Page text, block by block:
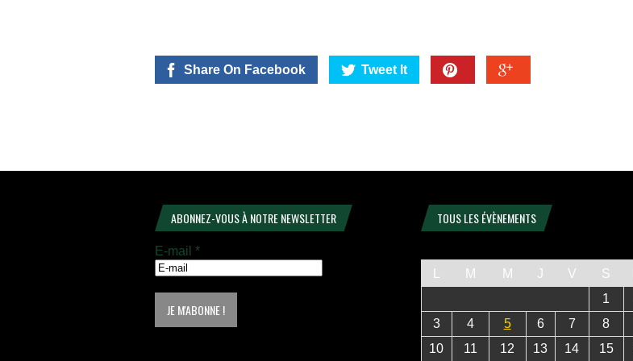
Share On Facebook Tweet It
ABONNEZ-VOUS À NOTRE NEWSLETTER
E-mail *
TOUS LES ÉVÈNEMENTS
M M J V S
1
3
4 5 6 7 8
10
11 12 13 14 15